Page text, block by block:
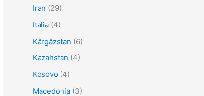
Iran (29)
Italia(4)
Kârgâzstan (6)
Kazahstan (4)
Kosovo(4)
Macedonia(3)